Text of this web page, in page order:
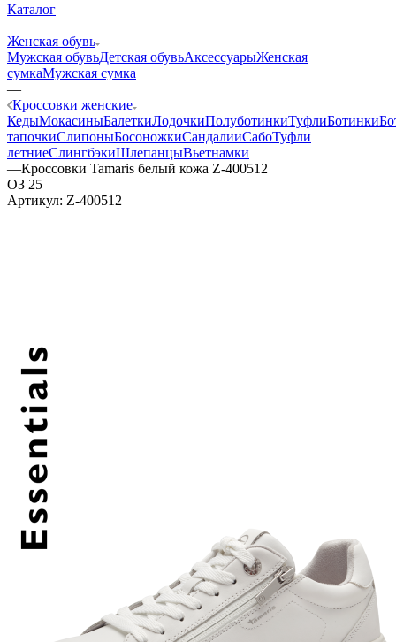
Каталог
—
Женская обувь
Мужская обувьДетская обувьАксессуарыЖенская
сумкаМужская сумка
—
Кроссовки женские
КедыМокасиныБалеткиЛодочкиПолуботинкиТуфлиБотинки
тапочкиСлипоныБосоножкиСандалииСабоТуфли
летниеСлингбэкиШлепанцыВьетнамки
—Кроссовки Tamaris белый кожа Z-400512
ОЗ 25
Артикул: Z-400512